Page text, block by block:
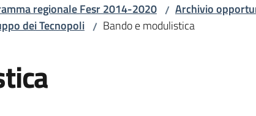
regionale Fesr 2014-2020 / Archivio
dei Tecnopoli / Bando e modulistica